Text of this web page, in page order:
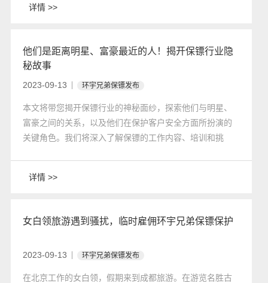
详情 >>
​他们是距离明星、富豪最近的人！揭开保镖行业隐
秘故事
2023-09-13 环宇兄弟保镖发布
本文将带您揭开保镖行业的神秘面纱，探索他们与明星、
富豪之间的关系，以及他们在保护客户安全方面所扮演的
关键角色。我们将深入了解保镖的工作内容、培训和挑
详情 >>
女白领旅游遇到骚扰，临时雇佣环宇兄弟保镖保护
2023-09-13 环宇兄弟保镖发布
在北京工作的女白领，假期来到成都旅游。在游览名胜古